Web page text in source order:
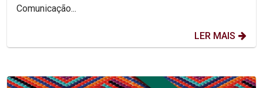
Comunicação...
LER MAIS